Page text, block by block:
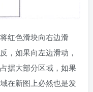
红色滑块向右边滑
，如果向左边滑动，
据大部分区域，如果
在新图上必然也是发